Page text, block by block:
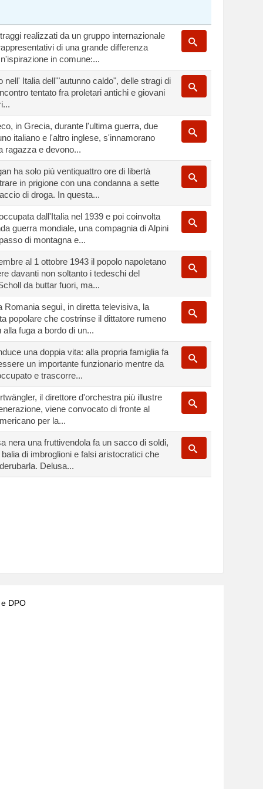
realizzati da un gruppo internazionale
di una grande differenza
in comune:...
nell' Italia dell'"autunno caldo", delle stragi di
tentato fra proletari antichi e giovani
in Grecia, durante l'ultima guerra, due
italiano e l'altro inglese, s'innamorano
ragazza e devono...
ha solo più ventiquattro ore di libertà
in prigione con una condanna a sette
di droga. In questa...
dall'Italia nel 1939 e poi coinvolta
guerra mondiale, una compagnia di Alpini
di montagna e...
al 1 ottobre 1943 il popolo napoletano
davanti non soltanto i tedeschi del
da buttar fuori, ma...
Romania seguì, in diretta televisiva, la
popolare che costrinse il dittatore rumeno
fuga a bordo di un...
una doppia vita: alla propria famiglia fa
un importante funzionario mentre da
e trascorre...
il direttore d'orchestra più illustre
viene convocato di fronte al
per la...
nera una fruttivendola fa un sacco di soldi,
di imbroglioni e falsi aristocratici che
Delusa...
DPO